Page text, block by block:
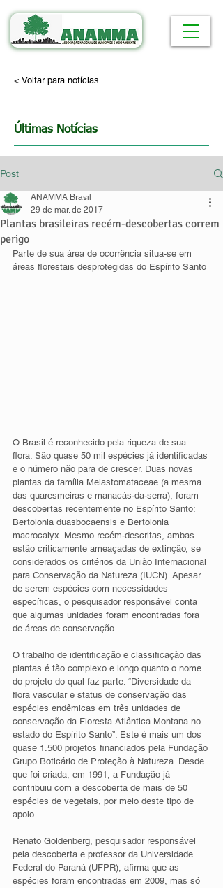
< Voltar para notícias
Últimas Notícias
Post
Plantas brasileiras recém-descobertas correm
perigo
ANAMMA Brasil
29 de mar. de 2017
Parte de sua área de ocorrência situa-se em
áreas florestais desprotegidas do Espírito Santo
O Brasil é reconhecido pela riqueza de sua
flora. São quase 50 mil espécies já identificadas
e o número não para de crescer. Duas novas
plantas da família Melastomataceae (a mesma
das quaresmeiras e manacás-da-serra), foram
descobertas recentemente no Espírito Santo:
Bertolonia duasbocaensis e Bertolonia
macrocalyx. Mesmo recém-descritas, ambas
estão criticamente ameaçadas de extinção, se
considerados os critérios da União Internacional
para Conservação da Natureza (IUCN). Apesar
de serem espécies com necessidades
específicas, o pesquisador responsável conta
que algumas unidades foram encontradas fora
de áreas de conservação.
O trabalho de identificação e classificação das
plantas é tão complexo e longo quanto o nome
do projeto do qual faz parte: “Diversidade da
flora vascular e status de conservação das
espécies endêmicas em três unidades de
conservação da Floresta Atlântica Montana no
estado do Espírito Santo”. Este é mais um dos
quase 1.500 projetos financiados pela Fundação
Grupo Boticário de Proteção à Natureza. Desde
que foi criada, em 1991, a Fundação já
contribuiu com a descoberta de mais de 50
espécies de vegetais, por meio deste tipo de
apoio.
Renato Goldenberg, pesquisador responsável
pela descoberta e professor da Universidade
Federal do Paraná (UFPR), afirma que as
espécies foram encontradas em 2009, mas só